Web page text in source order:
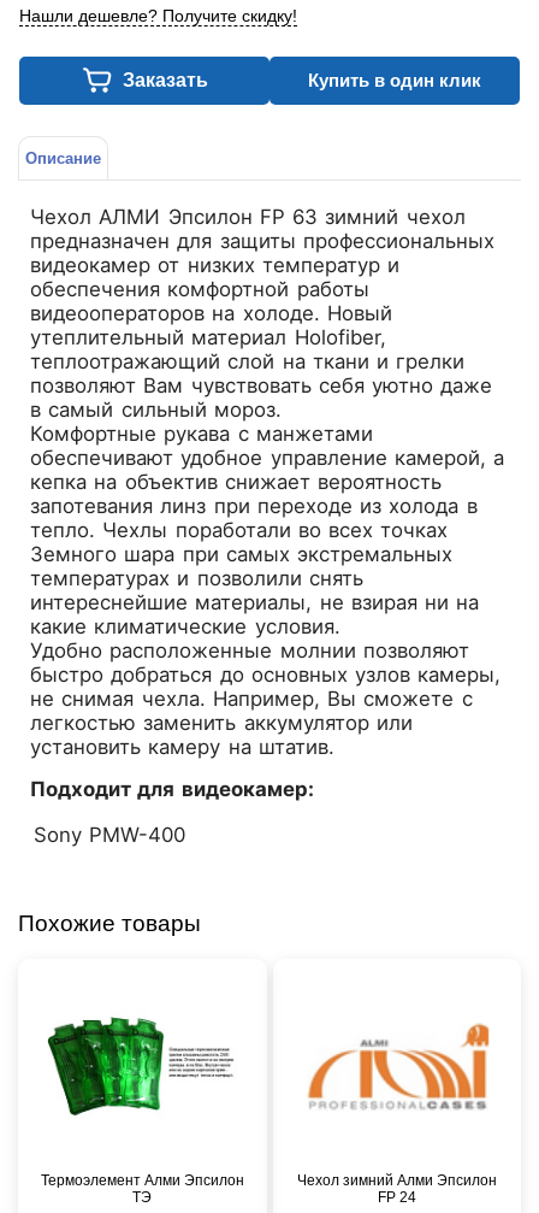
Нашли дешевле? Получите скидку!
Заказать Купить в один клик
Описание
Чехол АЛМИ Эпсилон FР 63 зимний чехол
предназначен для защиты профессиональных
видеокамер от низких температур и
обеспечения комфортной работы
видеооператоров на холоде. Новый
утеплительный материал Holofiber,
теплоотражающий слой на ткани и грелки
позволяют Вам чувствовать себя уютно даже
в самый сильный мороз.
Комфортные рукава с манжетами
обеспечивают удобное управление камерой, а
кепка на объектив снижает вероятность
запотевания линз при переходе из холода в
тепло. Чехлы поработали во всех точках
Земного шара при самых экстремальных
температурах и позволили снять
интереснейшие материалы, не взирая ни на
какие климатические условия.
Удобно расположенные молнии позволяют
быстро добраться до основных узлов камеры,
не снимая чехла. Например, Вы сможете с
легкостью заменить аккумулятор или
установить камеру на штатив.
Подходит для видеокамер:
Sony PMW-400
Похожие товары
Термоэлемент Алми Эпсилон
ТЭ
Чехол зимний Алми Эпсилон
FР 24